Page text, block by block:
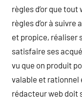
règles d’or que
règles d’or à suivre
et propice, réaliser
satisfaire ses
vu que on produit
valable et rationnel
rédacteur web doit